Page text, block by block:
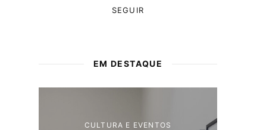
SEGUIR
EM DESTAQUE
CULTURA E EVENTOS